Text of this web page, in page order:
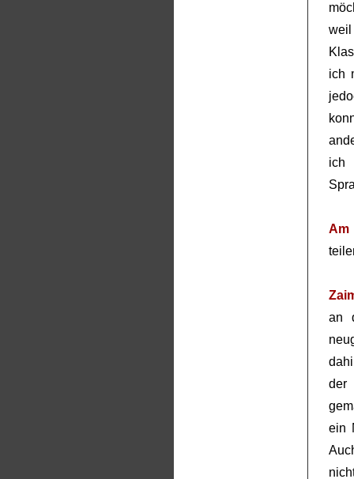
ich
ich
Am
an
der
ein